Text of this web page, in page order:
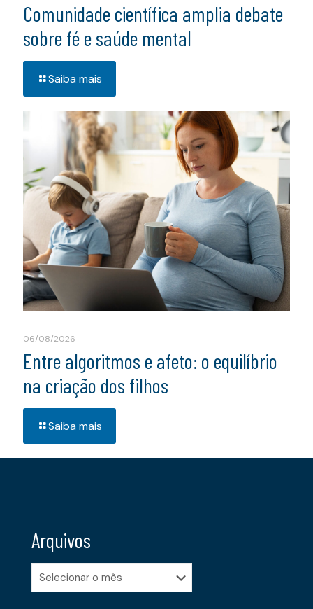
Comunidade científica amplia debate
sobre fé e saúde mental
Saiba mais
06/08/2026
Entre algoritmos e afeto: o equilíbrio
na criação dos filhos
Saiba mais
Arquivos
Arquivos